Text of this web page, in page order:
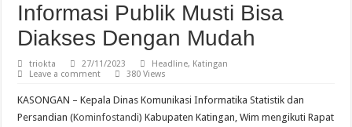
Informasi Publik Musti Bisa
Diakses Dengan Mudah
triokta 27/11/2023 Headline, Katingan
Leave a comment
380 Views
KASONGAN – Kepala Dinas Komunikasi Informatika Statistik dan
Persandian (Kominfostandi) Kabupaten Katingan, Wim mengikuti Rapat